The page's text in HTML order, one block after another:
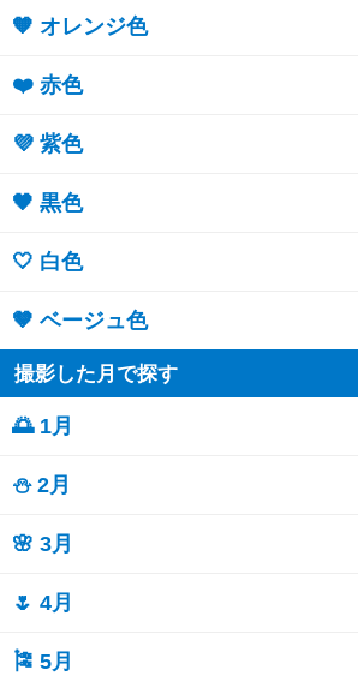
🧡 オレンジ色
❤️ 赤色
💜 紫色
🖤 黒色
🤍 白色
🤎 ベージュ色
撮影した月で探す
🌅 1月
⛄ 2月
🌸 3月
🌷 4月
🎏 5月